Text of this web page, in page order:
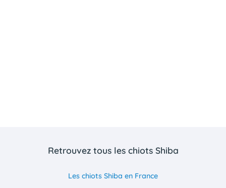
Retrouvez tous les chiots Shiba
Les chiots Shiba en France